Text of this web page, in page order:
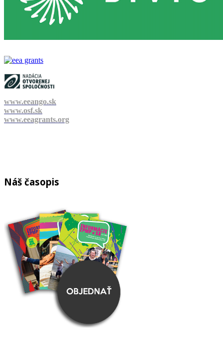
www.eeango.sk
www.osf.sk
www.eeagrants.org
Náš časopis